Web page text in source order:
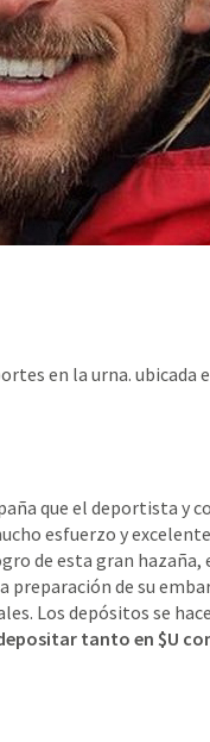
en la urna. ubicada
que el deportista y
esfuerzo y
de esta gran hazaña,
de su
Los depósitos se
tanto en $U